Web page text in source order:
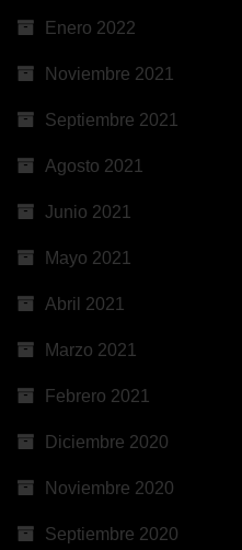
Enero 2022
Noviembre 2021
Septiembre 2021
Agosto 2021
Junio 2021
Mayo 2021
Abril 2021
Marzo 2021
Febrero 2021
Diciembre 2020
Noviembre 2020
Septiembre 2020